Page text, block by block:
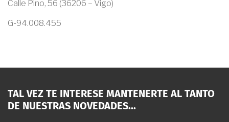
Calle Pino, 56 (36206 – Vigo)
G-94.008.455
TAL VEZ TE INTERESE MANTENERTE AL TANTO
DE NUESTRAS NOVEDADES...